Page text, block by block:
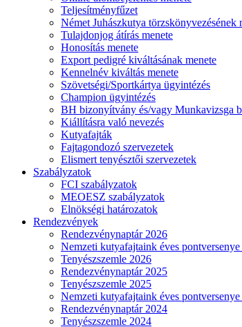
Teljesítményfűzet
Német Juhászkutya törzskönyvezésének
Tulajdonjog átírás menete
Honosítás menete
Export pedigré kiváltásának menete
Kennelnév kiváltás menete
Szövetségi/Sportkártya ügyintézés
Champion ügyintézés
BH bizonyítvány és/vagy Munkavizsga
Kiállításra való nevezés
Kutyafajták
Fajtagondozó szervezetek
Elismert tenyésztői szervezetek
Szabályzatok
FCI szabályzatok
MEOESZ szabályzatok
Elnökségi határozatok
Rendezvények
Rendezvénynaptár 2026
Nemzeti kutyafajtaink éves
Tenyészszemle 2026
Rendezvénynaptár 2025
Tenyészszemle 2025
Nemzeti kutyafajtaink éves
Rendezvénynaptár 2024
Tenyészszemle 2024